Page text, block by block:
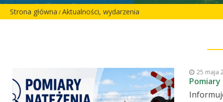
Strona główna / Aktualności, wydarzenia
25 maja